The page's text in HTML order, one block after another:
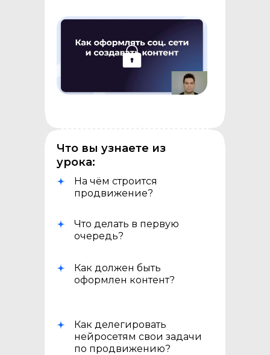
Что вы узнаете из
урока:
На чём строится
продвижение?
Что делать в первую
очередь?
Как должен быть
оформлен контент?
Как делегировать
нейросетям свои задачи
по продвижению?